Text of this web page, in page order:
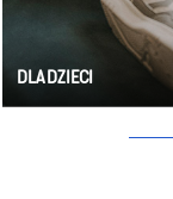
DLA DZIECI